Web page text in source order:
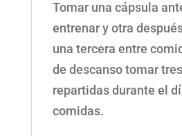
Tomar una cápsula
entrenar y otra
una tercera entre
de descanso tomar
repartidas durante el
comidas.